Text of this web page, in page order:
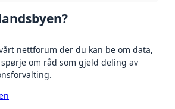
nettforum der du kan be om data,
om råd som gjeld deling av